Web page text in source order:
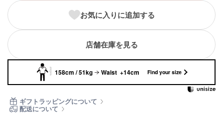
Barbour
バブアー
Beyond Closet
ビヨンドクローゼット
カルバン・クライン
CELFORD
セルフォード
お気に入りに追加する
店舗在庫を見る
158cm / 51kg Waist +14cm Find your size
ギフトラッピングについて
配送について